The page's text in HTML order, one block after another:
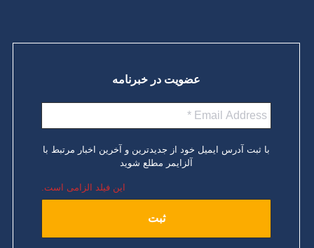
عضویت در خبرنامه
با ثبت آدرس ایمیل خود از جدیدترین و آخرین اخبار مرتبط با
آلزایمر مطلع شوید
این فیلد الزامی است.